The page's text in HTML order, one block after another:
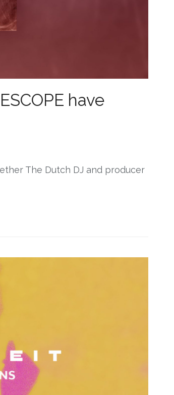
have
The Dutch DJ and producer